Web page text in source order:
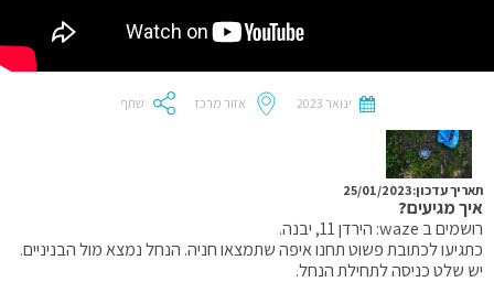
ינואר 2023 אזור מרכז שתף
תאריך עדכון:25/01/2023
איך מגיעים?
רושמים ב waze: הירדן 11, יבנה.
כתגיעו לכתובת פשוט תחנו איפה שתמצאו חניה. הנחל נמצא מול הבניניים.
יש שלט כניסה לתחילת הנחל.